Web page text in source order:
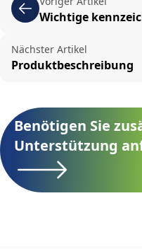
Wichtige
Nächster Artikel
Produktbeschreibung
Benötigen Sie
Unterstützung